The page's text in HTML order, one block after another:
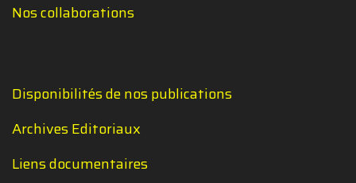
Nos collaborations
Disponibilités de nos publications
Archives Editoriaux
Liens documentaires